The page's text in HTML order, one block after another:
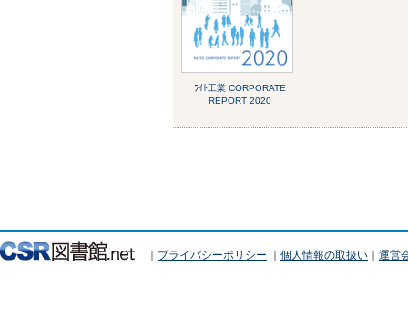
ﾗｲﾄ工業 CORPORATE
REPORT 2020
｜ プライバシーポリシー ｜ 個人情報の取扱い ｜ 運営